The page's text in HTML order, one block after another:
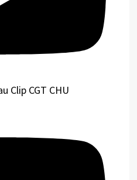
Clip CGT CHU